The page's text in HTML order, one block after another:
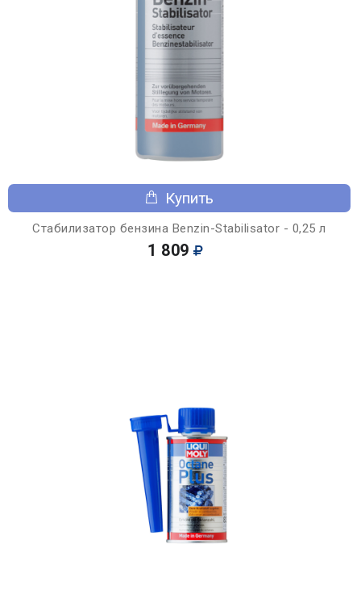
Купить
Стабилизатор бензина Benzin-Stabilisator - 0,25 л
1 809